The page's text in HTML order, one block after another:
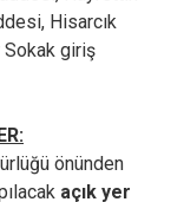
Hisarcık
Sokak giriş
önünden
açık yer